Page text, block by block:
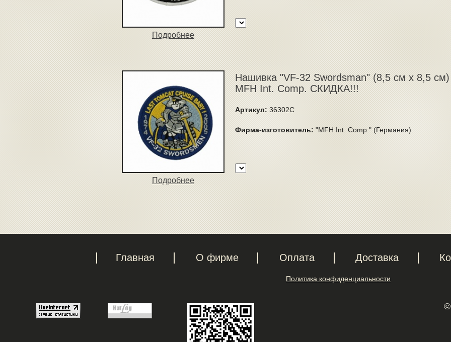
Подробнее
Подробнее
Нашивка "VF-32 Swordsman" (8,5 см x 8,5 см)
MFH Int. Comp. СКИДКА!!!
Артикул:36302C
Фирма-изготовитель:"MFH Int. Comp." (Германия).
Главная О фирме Оплата Доставка
Политика конфиденциальности
©